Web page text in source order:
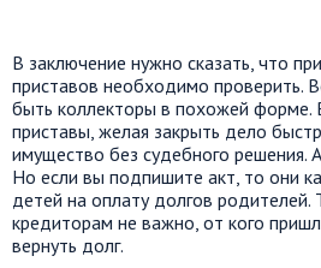
В заключение нужно сказать, что
приставов необходимо проверить.
быть коллекторы в похожей форме.
приставы, желая закрыть дело
имущество без судебного решения.
Но если вы подпишите акт, то они
детей на оплату долгов родителей.
кредиторам не важно, от кого
вернуть долг.